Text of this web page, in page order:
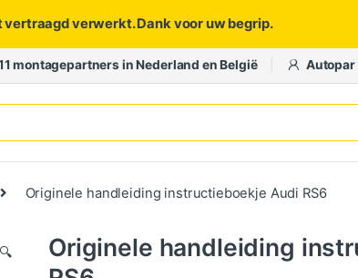
verwerkt. Dank voor uw begrip.
montagepartners in Nederland en België Autopar
Originele handleiding instructieboekje Audi RS6
🔍
Originele handleiding